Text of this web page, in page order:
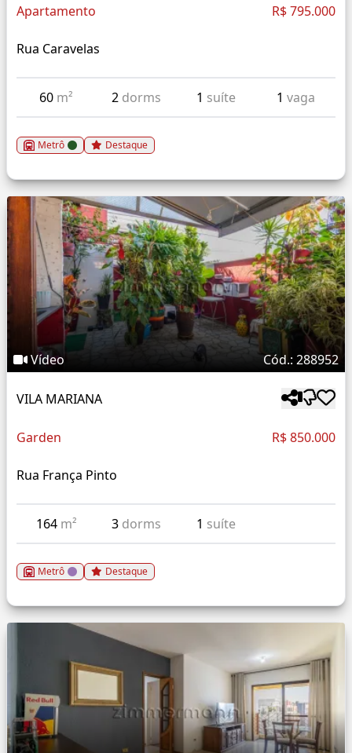
Apartamento R$ 795.000
Rua Caravelas
60 m² 2 dorms 1 suíte 1 vaga
Metrô Destaque
Vídeo Cód.: 288952
VILA MARIANA
Garden R$ 850.000
Rua França Pinto
164 m² 3 dorms 1 suíte
Metrô Destaque